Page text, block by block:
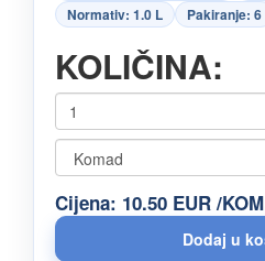
Normativ: 1.0 L
Pakiranje: 6
KOLIČINA:
Cijena: 10.50 EUR /KOM